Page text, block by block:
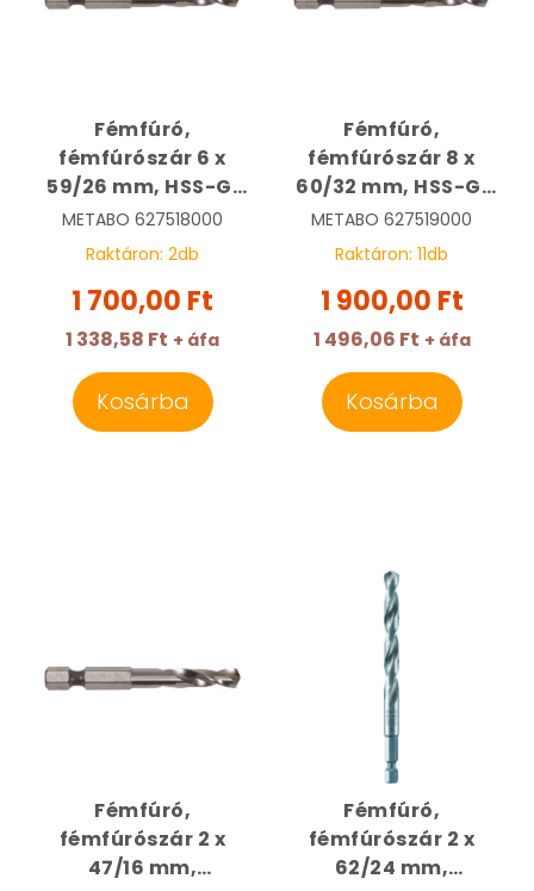
Fémfúró,
fémfúrószár 6 x
59/26 mm, HSS-G,
bitbefogású,
köszörült,
627518000
METABO 627518000
Raktáron: 2db
1 700,00 Ft
1 338,58 Ft + áfa
Kosárba
Fémfúró,
fémfúrószár 8 x
60/32 mm, HSS-G,
bitbefogású,
köszörült,
627519000
METABO 627519000
Raktáron: 11db
1 900,00 Ft
1 496,06 Ft + áfa
Kosárba
Fémfúró,
fémfúrószár 2 x
47/16 mm,
Fémfúró,
fémfúrószár 2 x
62/24 mm,